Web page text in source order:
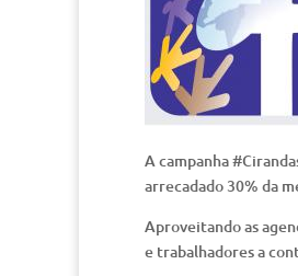
A campanha
arrecadado 30% da
Aproveitando as
e trabalhadores a